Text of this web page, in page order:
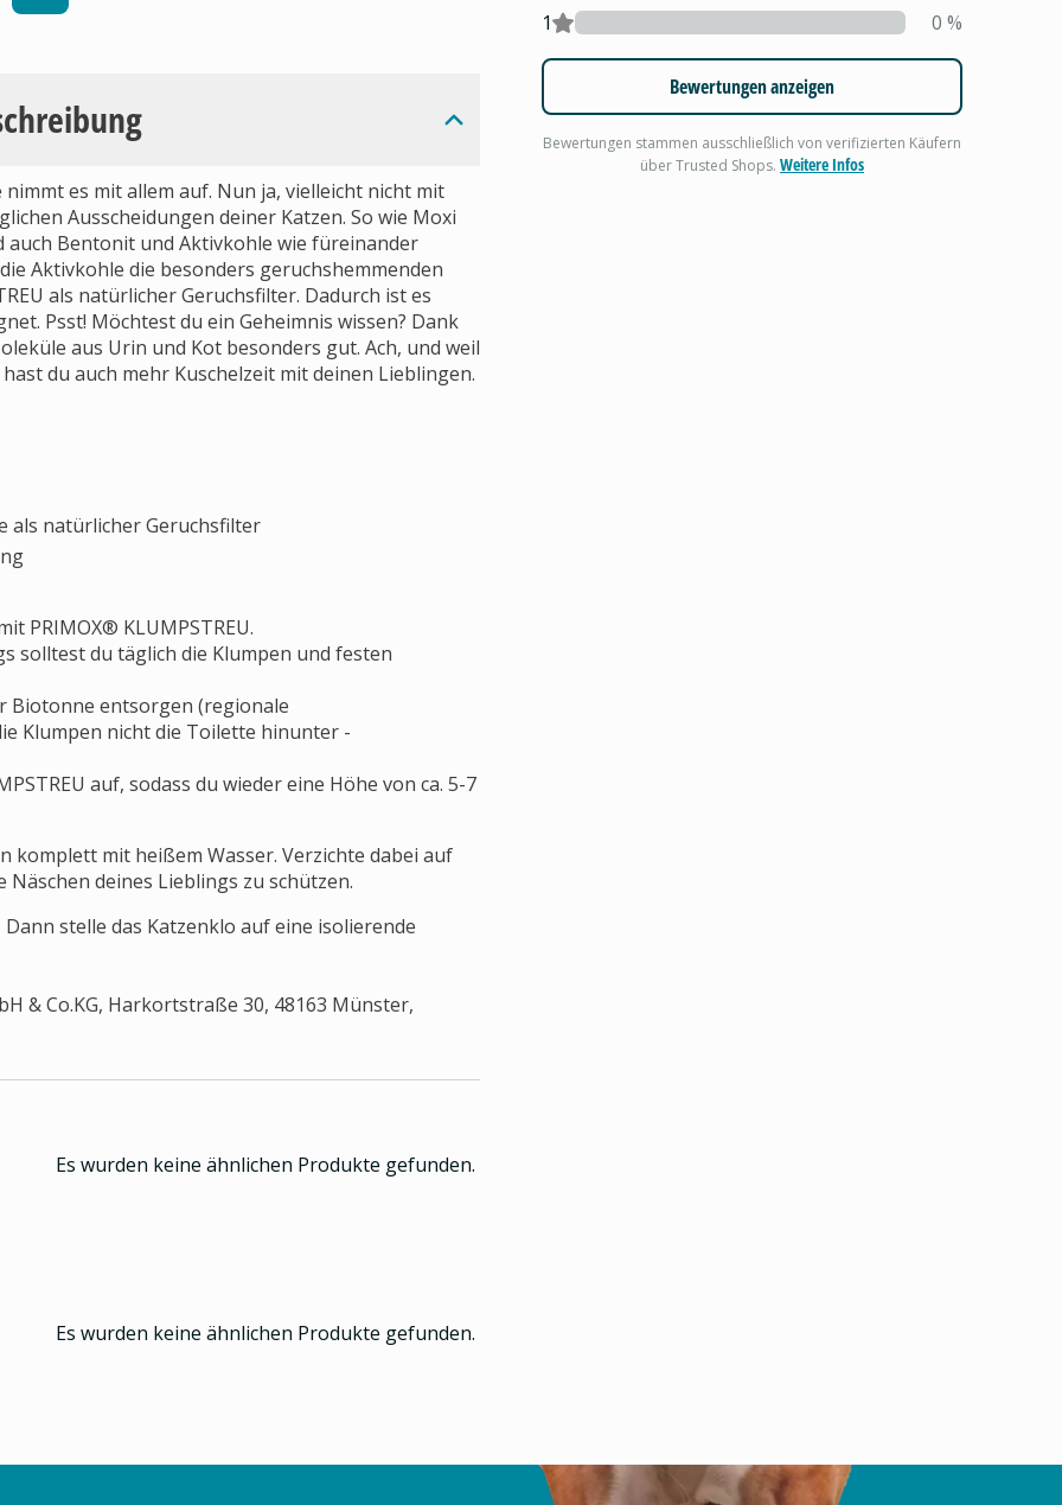
es mit allem auf. Nun ja, vielleicht nicht mit
Ausscheidungen deiner Katzen. So wie Moxi
auch Bentonit und Aktivkohle wie füreinander
Aktivkohle die besonders geruchshemmenden
als natürlicher Geruchsfilter. Dadurch ist es
Psst! Möchtest du ein Geheimnis wissen? Dank
aus Urin und Kot besonders gut. Ach, und weil
du auch mehr Kuschelzeit mit deinen Lieblingen.
als natürlicher Geruchsfilter
PRIMOX® KLUMPSTREU.
solltest du täglich die Klumpen und festen
Biotonne entsorgen (regionale
Klumpen nicht die Toilette hinunter -
auf, sodass du wieder eine Höhe von ca. 5-7
komplett mit heißem Wasser. Verzichte dabei auf
deines Lieblings zu schützen.
stelle das Katzenklo auf eine isolierende
& Co.KG, Harkortstraße 30, 48163 Münster,
1 0 %
Bewertungen anzeigen
Bewertungen stammen ausschließlich von verifizierten Käufern
über Trusted Shops.Weitere Infos
Es wurden keine ähnlichen Produkte gefunden.
Es wurden keine ähnlichen Produkte gefunden.